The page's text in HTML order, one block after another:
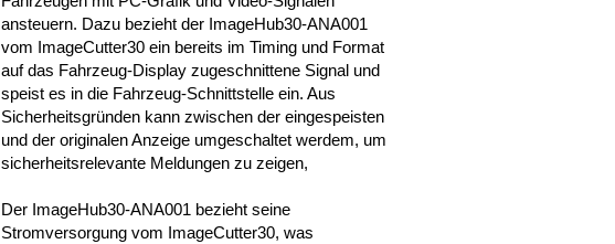
ansteuern. Dazu bezieht der ImageHub30-ANA001
vom ImageCutter30 ein bereits im Timing und Format
auf das Fahrzeug-Display zugeschnittene Signal und
speist es in die Fahrzeug-Schnittstelle ein. Aus
Sicherheitsgründen kann zwischen der eingespeisten
und der originalen Anzeige umgeschaltet werdem, um
sicherheitsrelevante Meldungen zu zeigen,
Der ImageHub30-ANA001 bezieht seine
Stromversorgung vom ImageCutter30, was